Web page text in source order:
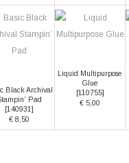
Black Archival
Pad
[140931
€ 8,50
Liquid Multipurpose
Glue
110755]
€ 5,00